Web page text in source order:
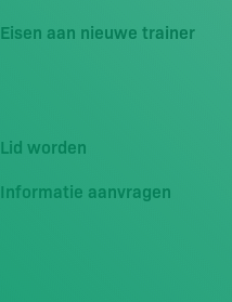
Eisen aan nieuwe trainer
Lid worden
Informatie aanvragen